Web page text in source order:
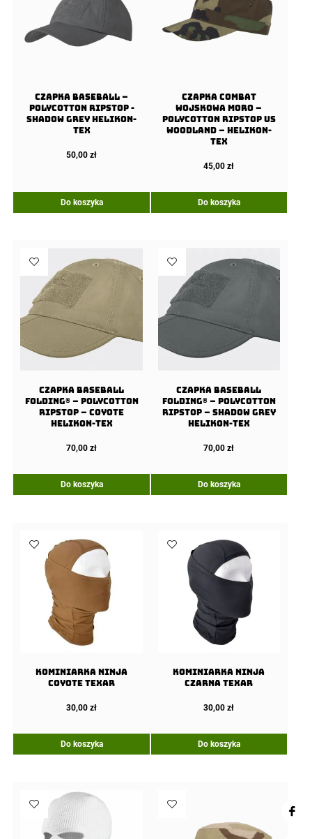
Czapka Baseball –
PolyCotton Ripstop -
Shadow Grey Helikon-
Tex
50,00zł
Do koszyka
Czapka COMBAT
wojskowa moro –
PolyCotton Ripstop US
Woodland – Helikon-
Tex
45,00zł
Do koszyka
Czapka Baseball
FOLDING® – PolyCotton
Ripstop – Coyote
Helikon-Tex
70,00zł
Do koszyka
Czapka Baseball
FOLDING® – PolyCotton
Ripstop – Shadow Grey
Helikon-Tex
70,00zł
Do koszyka
Kominiarka Ninja
Coyote Texar
30,00zł
Do koszyka
Kominiarka Ninja
Czarna Texar
30,00zł
Do koszyka